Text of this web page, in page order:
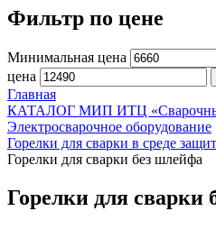
Фильтр по цене
Минимальная цена
цена
Главная
КАТАЛОГ МИП ИТЦ
Электросварочное оборудование
Горелки для сварки в среде
Горелки для сварки без шлейфа
Горелки для сварки